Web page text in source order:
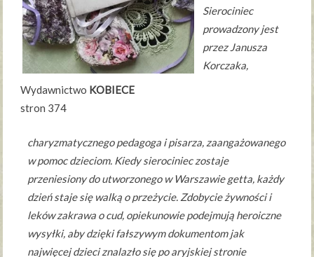
Wydawnictwo KOBIECE
stron 374
Sierociniec
prowadzony jest
przez Janusza
Korczaka,
charyzmatycznego pedagoga i pisarza, zaangażowanego
w pomoc dzieciom. Kiedy sierociniec zostaje
przeniesiony do utworzonego w Warszawie getta, każdy
dzień staje się walką o przeżycie. Zdobycie żywności i
leków zakrawa o cud, opiekunowie podejmują heroiczne
wysyłki, aby dzięki fałszywym dokumentom jak
najwięcej dzieci znalazło się po aryjskiej stronie